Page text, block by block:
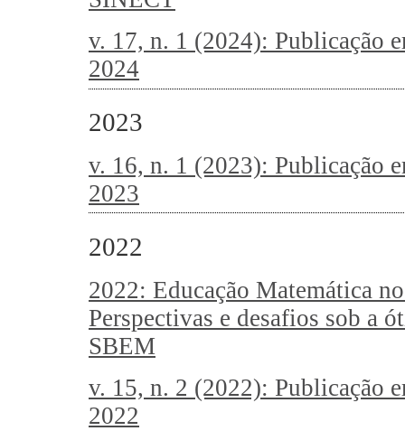
v. 17, n. 1 (2024): Publicação
2024
2023
v. 16, n. 1 (2023): Publicação
2023
2022
2022: Educação Matemática
Perspectivas e desafios sob a
SBEM
v. 15, n. 2 (2022): Publicação
2022